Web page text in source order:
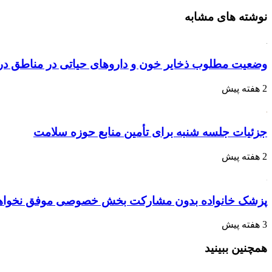
نوشته های مشابه
وضعیت مطلوب ذخایر خون و داروهای حیاتی در مناطق
2 هفته پیش
جزئیات جلسه شنبه برای تأمین منابع حوزه سلامت
2 هفته پیش
پزشک خانواده بدون مشارکت بخش خصوصی موفق
3 هفته پیش
همچنین ببینید